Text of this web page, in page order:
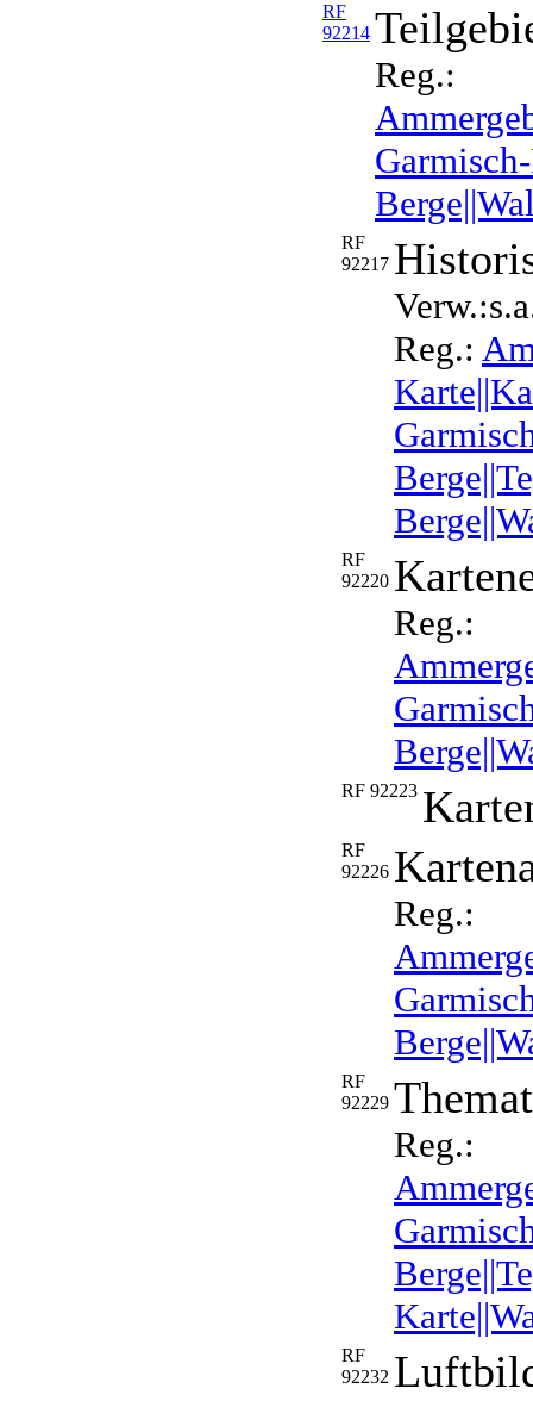
RF
92214
Reg.:
RF
92217
Reg.:
RF
92220
Reg.:
RF 92223
RF
92226
Reg.:
RF
92229
Reg.:
RF
92232